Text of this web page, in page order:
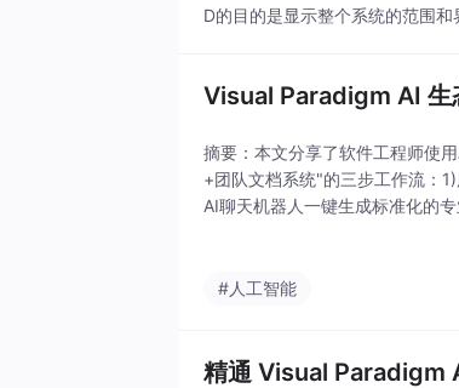
D的目的是显示整个系统的范围
Visual Paradigm AI 生
摘要：本文分享了软件工程师使
+团队文档系统"的三步工作流：
AI聊天机器人一键生成标准化的
#人工智能
精通 Visual Paradigm